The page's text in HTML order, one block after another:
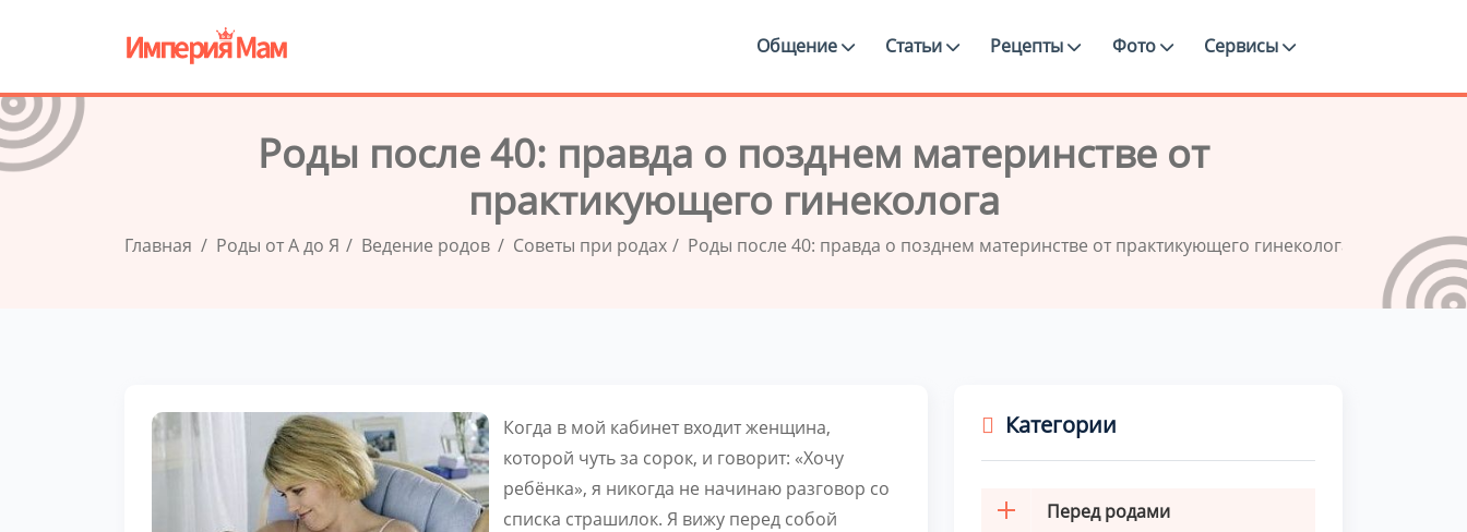
Общение Статьи Рецепты Фото Сервисы
Роды после 40: правда о позднем материнстве от
практикующего гинеколога
Главная Роды от А до Я Ведение родов Советы при родах Роды после 40: правда о позднем материнстве от практикующего гинеколога
Когда в мой кабинет входит женщина,
которой чуть за сорок, и говорит: «Хочу
ребёнка», я никогда не начинаю разговор со
списка страшилок. Я вижу перед собой
Категории
Перед родами